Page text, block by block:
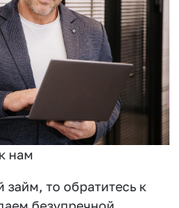
нам
то обратитесь к